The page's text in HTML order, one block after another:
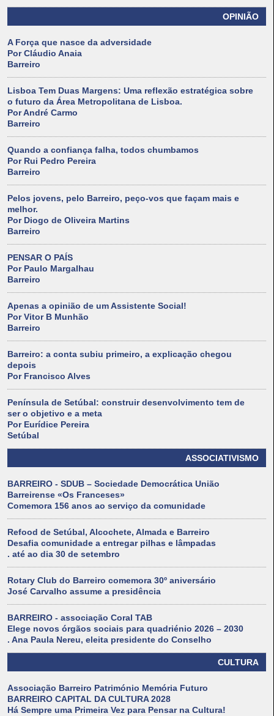
OPINIÃO
A Força que nasce da adversidade
Por Cláudio Anaia
Barreiro
Lisboa Tem Duas Margens: Uma reflexão estratégica sobre
o futuro da Área Metropolitana de Lisboa.
Por André Carmo
Barreiro
Quando a confiança falha, todos chumbamos
Por Rui Pedro Pereira
Barreiro
Pelos jovens, pelo Barreiro, peço-vos que façam mais e
melhor.
Por Diogo de Oliveira Martins
Barreiro
PENSAR O PAÍS
Por Paulo Margalhau
Barreiro
Apenas a opinião de um Assistente Social!
Por Vitor B Munhão
Barreiro
Barreiro: a conta subiu primeiro, a explicação chegou
depois
Por Francisco Alves
Península de Setúbal: construir desenvolvimento tem de
ser o objetivo e a meta
Por Eurídice Pereira
Setúbal
ASSOCIATIVISMO
BARREIRO - SDUB – Sociedade Democrática União
Barreirense «Os Franceses»
Comemora 156 anos ao serviço da comunidade
Refood de Setúbal, Alcochete, Almada e Barreiro
Desafia comunidade a entregar pilhas e lâmpadas
. até ao dia 30 de setembro
Rotary Club do Barreiro comemora 30º aniversário
José Carvalho assume a presidência
BARREIRO - associação Coral TAB
Elege novos órgãos sociais para quadriénio 2026 – 2030
. Ana Paula Nereu, eleita presidente do Conselho
CULTURA
Associação Barreiro Património Memória Futuro
BARREIRO CAPITAL DA CULTURA 2028
Há Sempre uma Primeira Vez para Pensar na Cultura!